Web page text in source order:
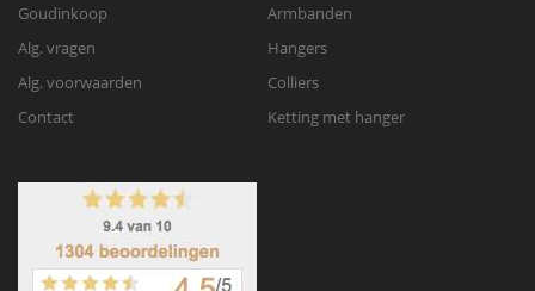
Goudinkoop
Alg. vragen
Alg. voorwaarden
Contact
Armbanden
Hangers
Colliers
Ketting met hanger